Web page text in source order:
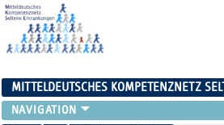
MITTELDEUTSCHES KOMPETENZNETZ